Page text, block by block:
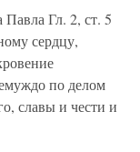
Гл. 2, ст. 5
сердцу,
по делом
славы и чести и